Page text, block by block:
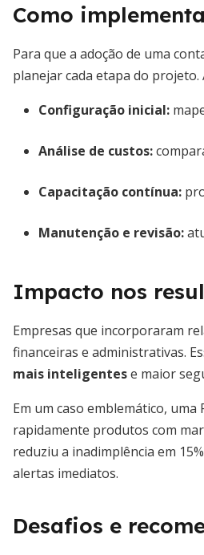
Como
Para que a adoção de uma
planejar cada etapa do
Configuração inicial:
Análise de custos:
Capacitação contínua:
Manutenção e revisão:
Impacto nos
Empresas que incorporaram
financeiras e administrativas.
mais inteligentese maior
Em um caso emblemático,
rapidamente produtos com
reduziu a inadimplência em
alertas imediatos.
Desafios e